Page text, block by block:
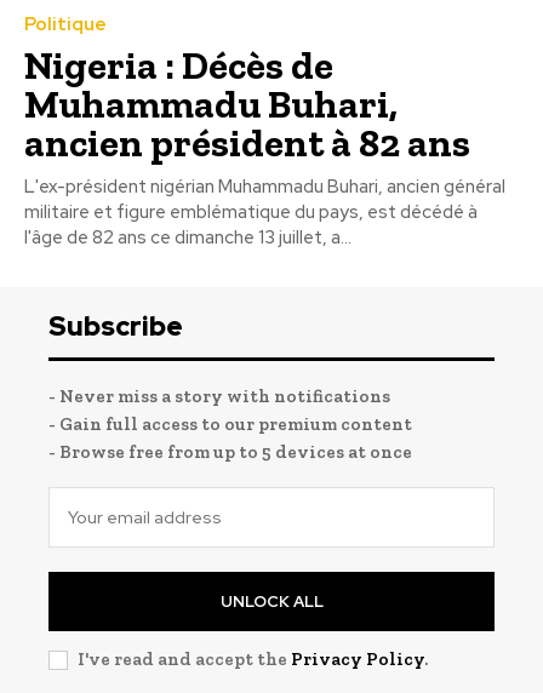
Politique
Nigeria : Décès de
Muhammadu Buhari,
ancien président à 82 ans
L'ex-président nigérian Muhammadu Buhari, ancien général
militaire et figure emblématique du pays, est décédé à
l'âge de 82 ans ce dimanche 13 juillet, a...
Subscribe
- Never miss a story with notifications
- Gain full access to our premium content
- Browse free from up to 5 devices at once
UNLOCK ALL
I've read and accept the Privacy Policy.